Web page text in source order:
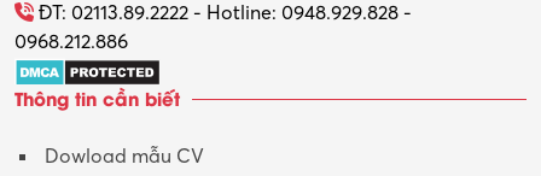
ĐT: 02113.89.2222 - Hotline: 0948.929.828 -
0968.212.886
Thông tin cần biết
Dowload mẫu CV